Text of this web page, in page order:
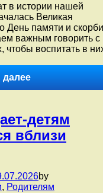
группе
№ 6
«Дружные
ребята»
прошло
мероприятие,
приуроченное
и
скорби.
в истории нашей
Великая
День памяти и
важным говорить с
чтобы воспитать в
далееДень
«Никто
не
забыт,
не
забыто».
детям
вблизи
by
, Родителям